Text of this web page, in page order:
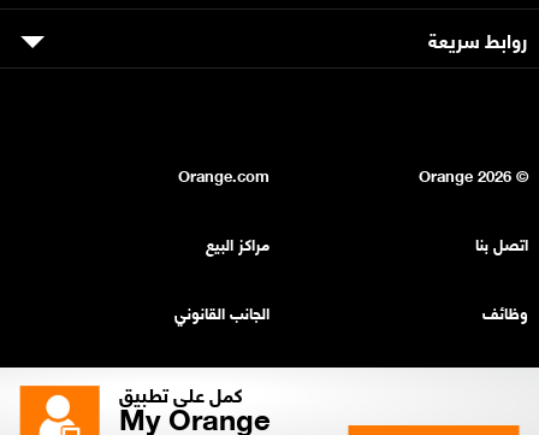
كمل على تطبيق
My Orange
روابط سريعة
© Orange
2026
Orange.com
اتصل بنا مراكز البيع
وظائف الجانب القانوني